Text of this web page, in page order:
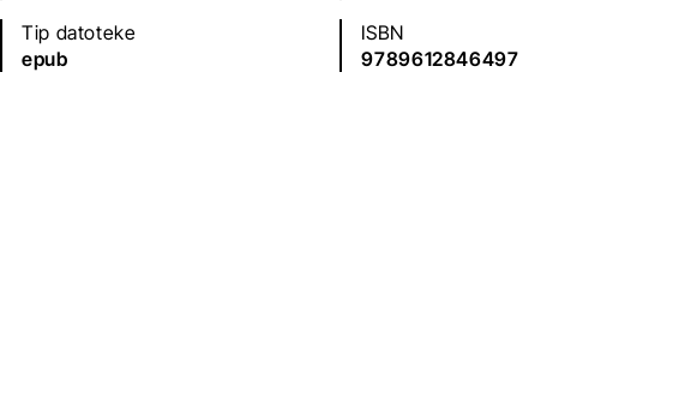
Tip datoteke
epub
ISBN
9789612846497